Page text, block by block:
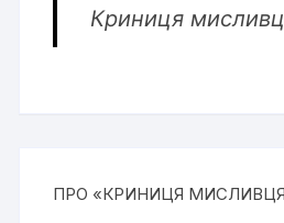
Криниця
ПРО «КРИНИЦЯ